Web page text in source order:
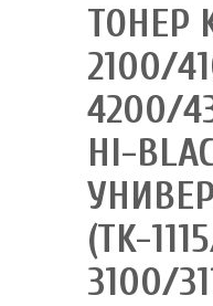
ТОНЕР
2100/
4200/
HI-
(TK-
3100/